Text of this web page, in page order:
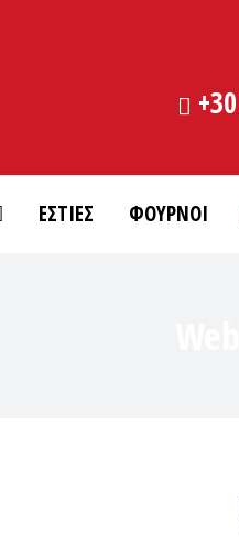
ΕΣΤΙΕΣ ΦΟΥΡΝΟΙ